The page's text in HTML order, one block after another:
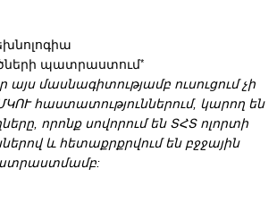
պատրաստում*
այս մասնագիտությամբ ուսուցում չի
հաստատություններում, կարող են
որոնք սովորում են ՏՀՏ ոլորտի
և հետաքրքրվում են բջջային